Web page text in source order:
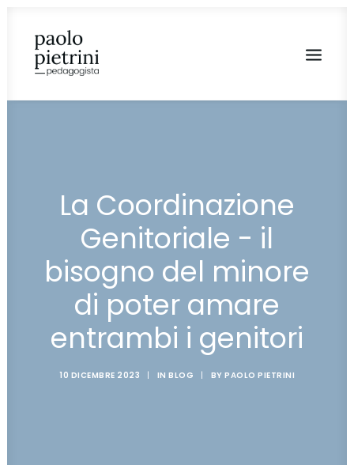
La Coordinazione
Genitoriale - il
bisogno del minore
di poter amare
entrambi i genitori
10 DICEMBRE 2023 | IN BLOG | BY PAOLO PIETRINI